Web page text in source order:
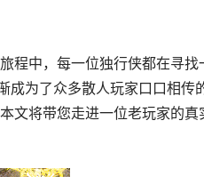
程中，每一位独行侠都在寻
成为了众多散人玩家口口相
文将带您走进一位老玩家的